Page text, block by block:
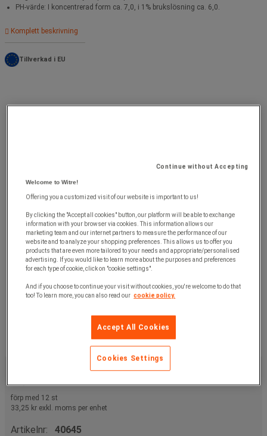
PH-värde: I koncentrerad form ca. 7,0, i 1% brukslösning ca. 6,0.
Komplett beskrivning
Tillverkad i EU
exkl. moms
förp med 12 st
33,25 kr exkl. moms per enhet
Artikelnr: 40645
Continue without Accepting
Welcome to Witre!
Offering you a customized visit of our website is important to us!
By clicking the "Accept all cookies" button, our platform will be able to exchange
information with your browser via cookies. This information allows our
marketing team and our internet partners to measure the performance of our
website and to analyze your shopping preferences. This allows us to offer you
products that are even more tailored to your needs and appropriate/personalised
advertising. If you would like to learn more about the purposes and preferences
for each type of cookie, click on "cookie settings".
And if you choose to continue your visit without cookies, you're welcome to do that
too! To learn more, you can also read our cookie policy.
Accept All Cookies
Cookies Settings